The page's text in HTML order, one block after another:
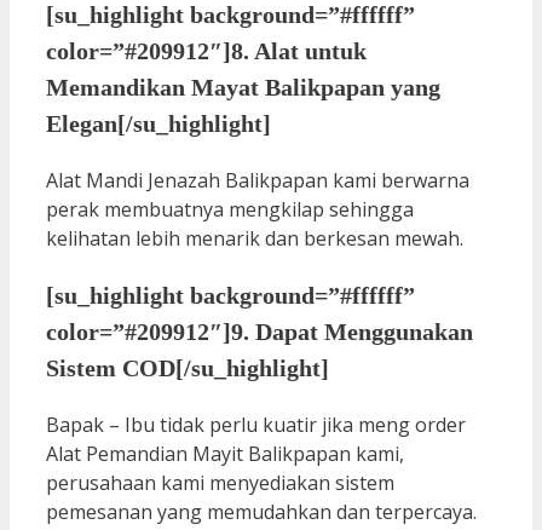
[su_highlight background=”#ffffff”
color=”#209912″]8. Alat untuk
Memandikan Mayat Balikpapan yang
Elegan[/su_highlight]
Alat Mandi Jenazah Balikpapan kami berwarna
perak membuatnya mengkilap sehingga
kelihatan lebih menarik dan berkesan mewah.
[su_highlight background=”#ffffff”
color=”#209912″]9. Dapat Menggunakan
Sistem COD[/su_highlight]
Bapak – Ibu tidak perlu kuatir jika meng order
Alat Pemandian Mayit Balikpapan kami,
perusahaan kami menyediakan sistem
pemesanan yang memudahkan dan terpercaya.